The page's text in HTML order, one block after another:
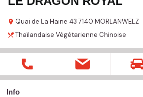
Quai de La Haine 43 7140 MORLANWELZ
Thaïlandaise Végétarienne Chinoise
Info